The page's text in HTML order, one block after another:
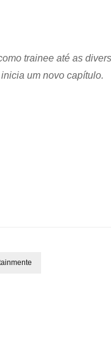
trainee até as
um novo capítulo.